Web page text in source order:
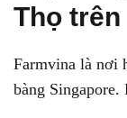
Thọ
Farmvina là nơi
bàng Singapore.